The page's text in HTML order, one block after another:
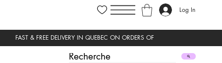
Log In
Recherche